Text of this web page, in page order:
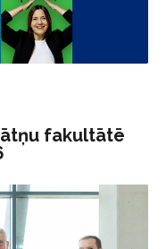
fakultātē